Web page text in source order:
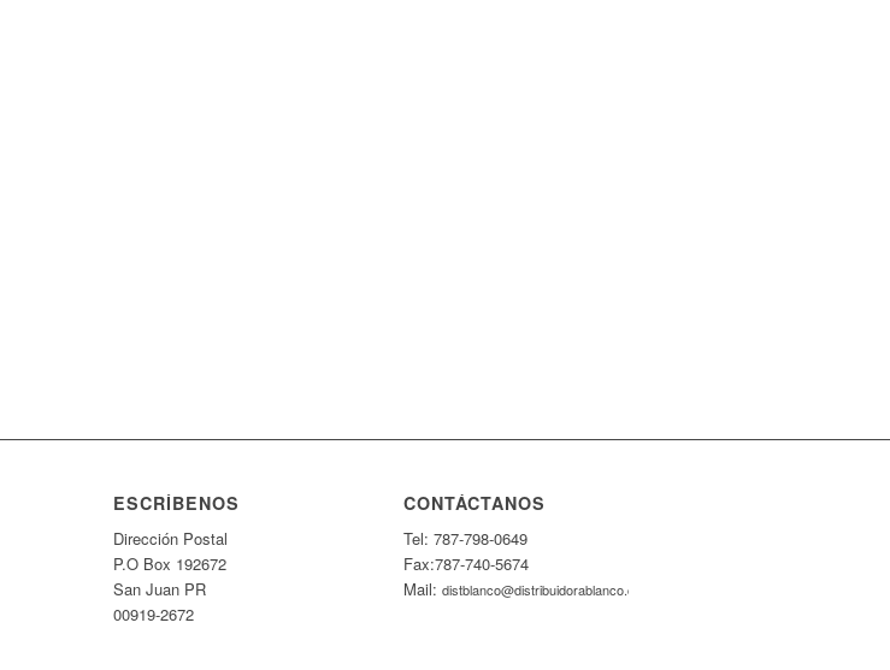
ESCRÍBENOS
Dirección Postal
P.O Box 192672
San Juan PR
00919-2672
CONTÁCTANOS
Tel: 787-798-0649
Fax:787-740-5674
Mail:distblanco@distribuidorablanco.com